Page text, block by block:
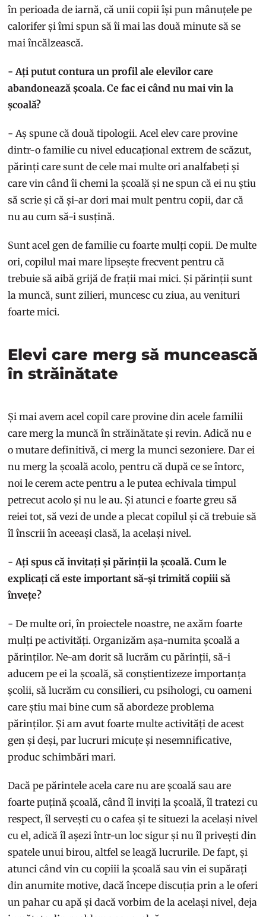
în perioada de iarnă, că unii copii își pun mânuțele pe
calorifer și îmi spun să îi mai las două minute să se
mai încălzească.
- Ați putut contura un profil ale elevilor care
abandonează școala. Ce fac ei când nu mai vin la
școală?
- Aș spune că două tipologii. Acel elev care provine
dintr-o familie cu nivel educațional extrem de scăzut,
părinți care sunt de cele mai multe ori analfabeți și
care vin când îi chemi la școală și ne spun că ei nu știu
să scrie și că și-ar dori mai mult pentru copii, dar că
nu au cum să-i susțină.
Sunt acel gen de familie cu foarte mulți copii. De multe
ori, copilul mai mare lipsește frecvent pentru că
trebuie să aibă grijă de frații mai mici. Și părinții sunt
la muncă, sunt zilieri, muncesc cu ziua, au venituri
foarte mici.
Elevi care merg să muncească
în străinătate
Și mai avem acel copil care provine din acele familii
care merg la muncă în străinătate și revin. Adică nu e
o mutare definitivă, ci merg la munci sezoniere. Dar ei
nu merg la școală acolo, pentru că după ce se întorc,
noi le cerem acte pentru a le putea echivala timpul
petrecut acolo și nu le au. Și atunci e foarte greu să
reiei tot, să vezi de unde a plecat copilul și că trebuie să
îl înscrii în aceeași clasă, la același nivel.
- Ați spus că invitați și părinții la școală. Cum le
explicați că este important să-și trimită copiii să
învețe?
- De multe ori, în proiectele noastre, ne axăm foarte
mulți pe activități. Organizăm așa-numita școală a
părinților. Ne-am dorit să lucrăm cu părinții, să-i
aducem pe ei la școală, să conștientizeze importanța
școlii, să lucrăm cu consilieri, cu psihologi, cu oameni
care știu mai bine cum să abordeze problema
părinților. Și am avut foarte multe activități de acest
gen și deși, par lucruri micuțe și nesemnificative,
produc schimbări mari.
Dacă pe părintele acela care nu are școală sau are
foarte puțină școală, când îl inviți la școală, îl tratezi cu
respect, îl servești cu o cafea și te situezi la același nivel
cu el, adică îl așezi într-un loc sigur și nu îl privești din
spatele unui birou, altfel se leagă lucrurile. De fapt, și
atunci când vin cu copiii la școală sau vin ei supărați
din anumite motive, dacă începe discuția prin a le oferi
un pahar cu apă și dacă vorbim de la același nivel, deja